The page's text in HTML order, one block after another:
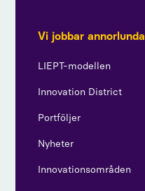
Vi jobbar annorlunda
LIEPT-modellen
Innovation District
Portföljer
Nyheter
Innovationsområden